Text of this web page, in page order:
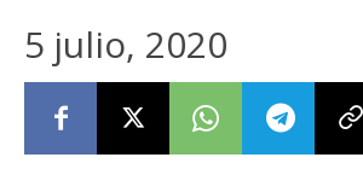
5 julio, 2020